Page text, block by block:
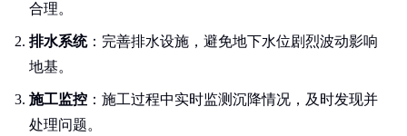
合理。
排水系统：完善排水设施，避免地下水位剧烈波动影响
地基。
施工监控 ：施工过程中实时监测沉降情况，及时发现并
处理问题。